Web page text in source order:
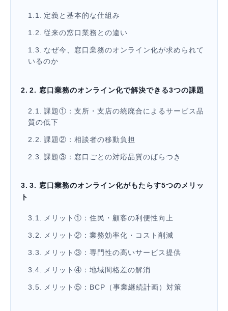
定義と基本的な仕組み
従来の窓口業務との違い
なぜ今、窓口業務のオンライン化が求められて
いるのか
2. 窓口業務のオンライン化で解決できる3つの課題
課題①：支所・支店の統廃合によるサービス品
質の低下
課題②：相談者の移動負担
課題③：窓口ごとの対応品質のばらつき
3. 窓口業務のオンライン化がもたらす5つのメリッ
ト
メリット①：住民・顧客の利便性向上
メリット②：業務効率化・コスト削減
メリット③：専門性の高いサービス提供
メリット④：地域間格差の解消
メリット⑤：BCP（事業継続計画）対策